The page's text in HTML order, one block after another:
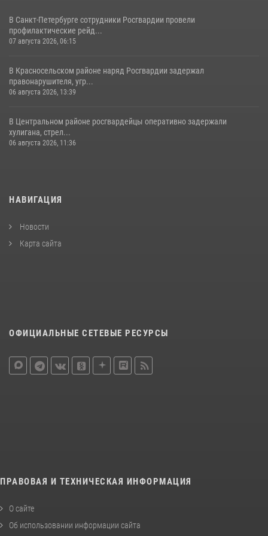
В Санкт-Петербурге сотрудники Росгвардии провели
профилактические рейд...
07 августа 2026, 06:15
В Красносельском районе наряд Росгвардии задержал
правонарушителя, угр...
06 августа 2026, 13:39
В Центральном районе росгвардейцы оперативно задержали
хулигана, стрел...
06 августа 2026, 11:36
НАВИГАЦИЯ
Новости
Карта сайта
ОФИЦИАЛЬНЫЕ СЕТЕВЫЕ РЕСУРСЫ
ПРАВОВАЯ И ТЕХНИЧЕСКАЯ ИНФОРМАЦИЯ
О сайте
Об использовании информации сайта